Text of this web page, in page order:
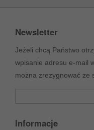
Newsletter
Jeżeli chcą Państwo
wpisanie adresu e-mail
można zrezygnować ze
Informacje